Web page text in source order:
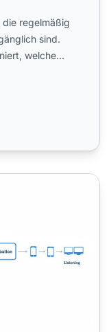
regelmäßig
sind.
welche
technischer